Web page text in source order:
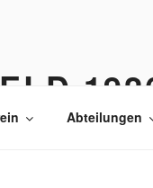
Abteilungen